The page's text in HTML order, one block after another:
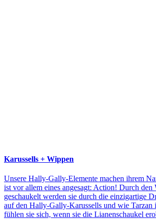
Karussells + Wippen
Unsere Hally-Gally-Elemente machen ihrem
ist vor allem eines angesagt: Action! Durch
geschaukelt werden sie durch die einzigartige
auf den Hally-Gally-Karussells und wie Tarzan
fühlen sie sich, wenn sie die Lianenschaukel